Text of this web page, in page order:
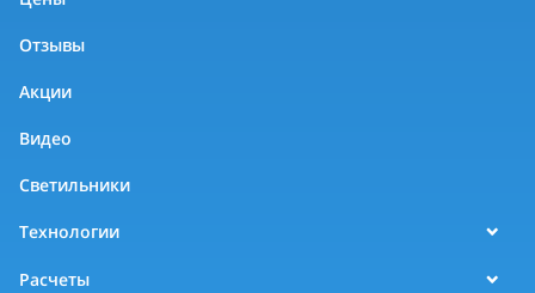
Отзывы
Акции
Видео
Светильники
Технологии
Расчеты